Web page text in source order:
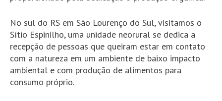
No sul do RS em São Lourenço do Sul, visitamos o
Sítio Espinilho, uma unidade neorural se dedica a
recepção de pessoas que queiram estar em contato
com a natureza em um ambiente de baixo impacto
ambiental e com produção de alimentos para
consumo próprio.